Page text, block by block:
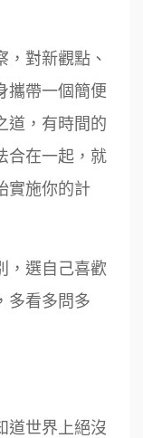
對新觀點、
攜帶一個簡便
道，有時間的
合在一起，就
實施你的計
，選自己喜歡
多看多問多
道世界上絕沒